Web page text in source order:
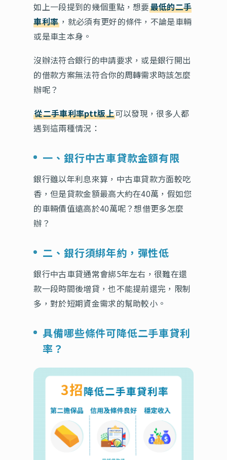
如上一段提到的幾個重點，想要最低的二手
車利率 ，就必須有更好的條件，不論是車輛
或是車主本身。
沒辦法符合銀行的申請要求，或是銀行開出
的借款方案無法符合你的周轉需求時該怎麼
辦呢？
從二手車利率ptt版上可以發現，很多人都
遇到這兩種情況：
一、銀行中古車貸款金額有限
銀行雖以年利息來算，中古車貸款方面較吃
香，但是貸款金額最高大約在40萬，假如您
的車輛價值遠高於40萬呢？想借更多怎麼
辦？
二、銀行須綁年約，彈性低
銀行中古車貸通常會綁5年左右，很難在還
款一段時間後增貸，也不能提前還完，限制
多，對於短期資金需求的幫助較小。
具備哪些條件可降低二手車貸利
率？